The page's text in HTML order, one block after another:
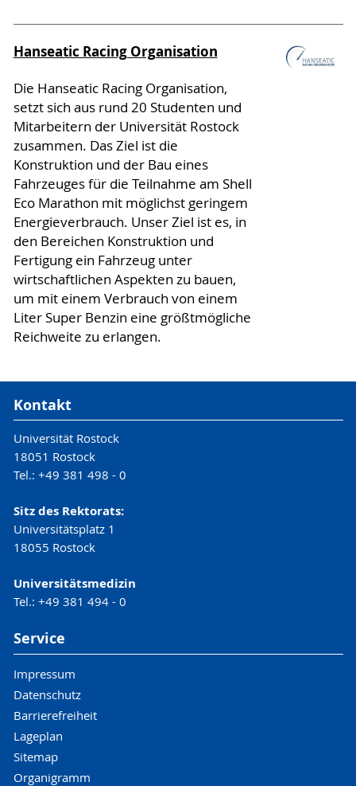
Hanseatic Racing Organisation
Die Hanseatic Racing Organisation,
setzt sich aus rund 20 Studenten und
Mitarbeitern der Universität Rostock
zusammen. Das Ziel ist die
Konstruktion und der Bau eines
Fahrzeuges für die Teilnahme am Shell
Eco Marathon mit möglichst geringem
Energieverbrauch. Unser Ziel ist es, in
den Bereichen Konstruktion und
Fertigung ein Fahrzeug unter
wirtschaftlichen Aspekten zu bauen,
um mit einem Verbrauch von einem
Liter Super Benzin eine größtmögliche
Reichweite zu erlangen.
Kontakt
Universität Rostock
18051 Rostock
Tel.: +49 381 498 - 0
Sitz des Rektorats:
Universitätsplatz 1
18055 Rostock
Universitätsmedizin
Tel.: +49 381 494 - 0
Service
Impressum
Datenschutz
Barrierefreiheit
Lageplan
Sitemap
Organigramm